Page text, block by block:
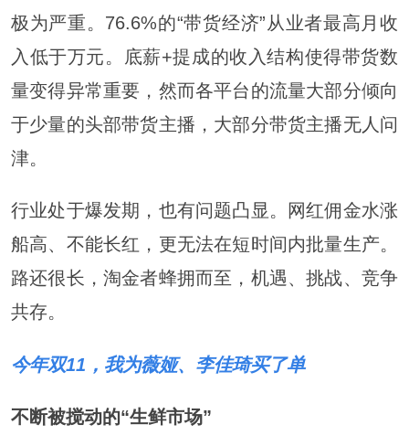
极为严重。76.6%的“带货经济”从业者最高月收
入低于万元。底薪+提成的收入结构使得带货数
量变得异常重要，然而各平台的流量大部分倾向
于少量的头部带货主播，大部分带货主播无人问
津。
行业处于爆发期，也有问题凸显。网红佣金水涨
船高、不能长红，更无法在短时间内批量生产。
路还很长，淘金者蜂拥而至，机遇、挑战、竞争
共存。
今年双11，我为薇娅、李佳琦买了单
不断被搅动的“生鲜市场”